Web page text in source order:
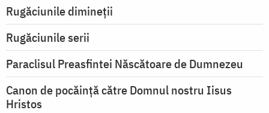
Rugăciunile dimineții
Rugăciunile serii
Paraclisul Preasfintei Născătoare de Dumnezeu
Canon de pocăință către Domnul nostru Iisus
Hristos